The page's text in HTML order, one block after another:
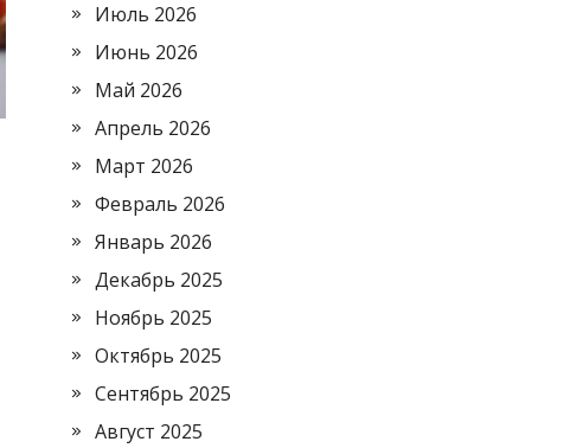
Июль 2026
Июнь 2026
Май 2026
Апрель 2026
Март 2026
Февраль 2026
Январь 2026
Декабрь 2025
Ноябрь 2025
Октябрь 2025
Сентябрь 2025
Август 2025